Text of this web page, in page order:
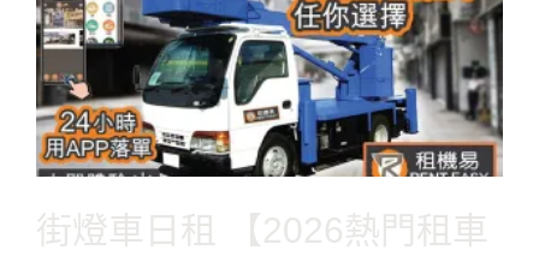
街燈車日租 【2026熱門租車